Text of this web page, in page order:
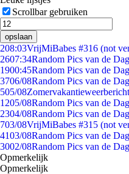
Scrollbar gebruiken
opslaan
208:03VrijMiBabes #316 (not
2607:34Random Pics van de
1900:45Random Pics van de
3706/08Random Pics van de
505/08
1205/08Random Pics van de
2304/08Random Pics van de
703/08VrijMiBabes #315 (not
4103/08Random Pics van de
3002/08Random Pics van de
Opmerkelijk
Opmerkelijk